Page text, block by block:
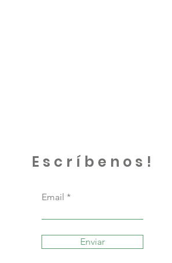
Escríbenos!
Email
Enviar